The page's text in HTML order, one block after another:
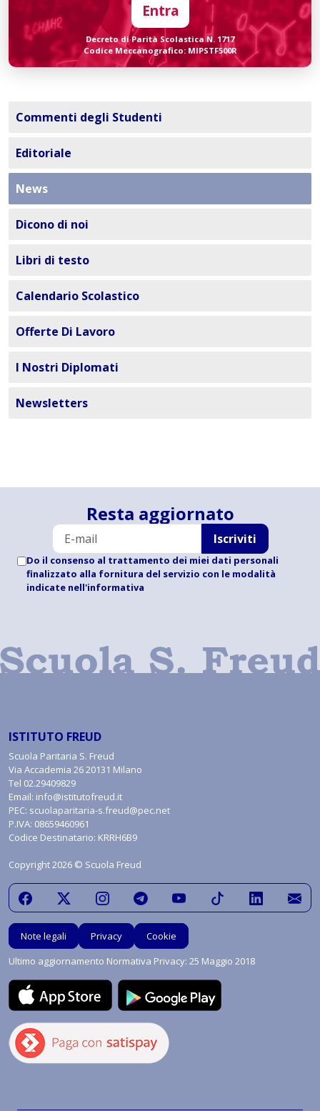
Entra
Decreto di Parità Scolastica N. 1717
Codice Meccanografico: MIPSTF500R
Commenti degli Studenti
Editoriale
News
Dicono di noi
Libri di testo
Calendario Scolastico
Offerte Di Lavoro
I Nostri Diplomati
Newsletters
Resta aggiornato
Iscriviti
Do il consenso al trattamento dei miei dati personali
finalizzato alla fornitura del servizio con le modalità
indicate nell'informativa
ISTITUTO FREUD
Scuola Paritaria S. Freud
Via Accademia 26 20131 Milano
Tel 02.29409829
Email: info@istitutofreud.it
PEC: scuolaparitaria-s.freud@pec.net
P.IVA: 08659460961
Codice Destinatario: KRRH6B9
Copyright 2026 © Scuola Freud
Note legali Privacy
Cookie
Ultimo aggiornamento Normativa Privacy: 25 Maggio 2018